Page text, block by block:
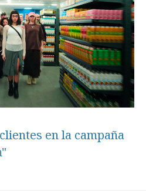
en la campaña